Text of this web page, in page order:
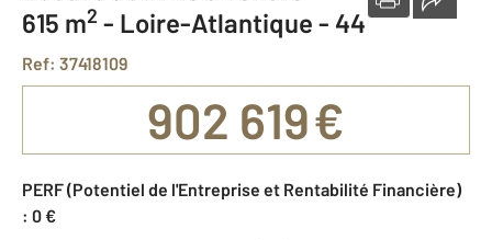
615 m2 - Loire-Atlantique - 44
Ref: 37418109
902 619 €
PERF (Potentiel de l'Entreprise et Rentabilité Financière)
: 0 €